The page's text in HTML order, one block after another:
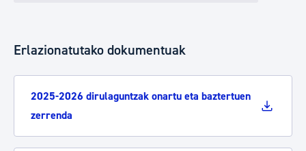
Erlazionatutako dokumentuak
2025-2026 dirulaguntzak onartu eta baztertuen
zerrenda